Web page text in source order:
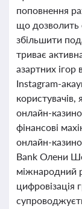
поповнення
що дозволить
збільшити
триває
азартних ігор
Instagram-
онлайн-
фінансові
онлайн-
Bank Олени
міжнародний
цифровізація